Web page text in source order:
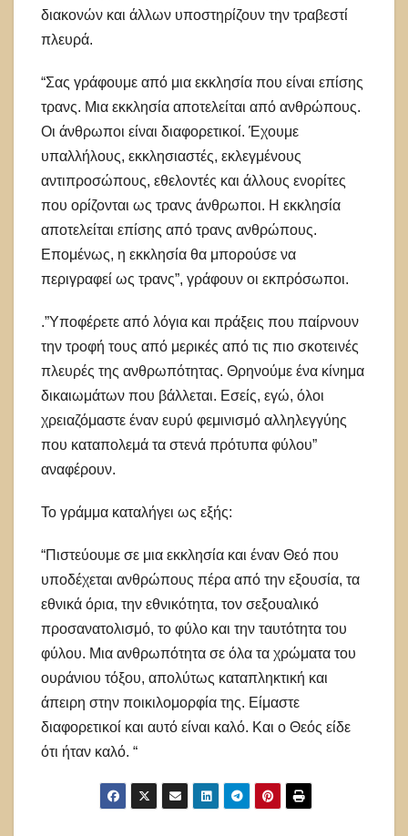
διακονών και άλλων υποστηρίζουν την τραβεστί
πλευρά.
“Σας γράφουμε από μια εκκλησία που είναι επίσης
τρανς. Μια εκκλησία αποτελείται από ανθρώπους.
Οι άνθρωποι είναι διαφορετικοί. Έχουμε
υπαλλήλους, εκκλησιαστές, εκλεγμένους
αντιπροσώπους, εθελοντές και άλλους ενορίτες
που ορίζονται ως τρανς άνθρωποι. Η εκκλησία
αποτελείται επίσης από τρανς ανθρώπους.
Επομένως, η εκκλησία θα μπορούσε να
περιγραφεί ως τρανς”, γράφουν οι εκπρόσωποι.
.”Υποφέρετε από λόγια και πράξεις που παίρνουν
την τροφή τους από μερικές από τις πιο σκοτεινές
πλευρές της ανθρωπότητας. Θρηνούμε ένα κίνημα
δικαιωμάτων που βάλλεται. Εσείς, εγώ, όλοι
χρειαζόμαστε έναν ευρύ φεμινισμό αλληλεγγύης
που καταπολεμά τα στενά πρότυπα φύλου”
αναφέρουν.
Το γράμμα καταλήγει ως εξής:
“Πιστεύουμε σε μια εκκλησία και έναν Θεό που
υποδέχεται ανθρώπους πέρα ​​από την εξουσία, τα
εθνικά όρια, την εθνικότητα, τον σεξουαλικό
προσανατολισμό, το φύλο και την ταυτότητα του
φύλου. Μια ανθρωπότητα σε όλα τα χρώματα του
ουράνιου τόξου, απολύτως καταπληκτική και
άπειρη στην ποικιλομορφία της. Είμαστε
διαφορετικοί και αυτό είναι καλό. Και ο Θεός είδε
ότι ήταν καλό. “